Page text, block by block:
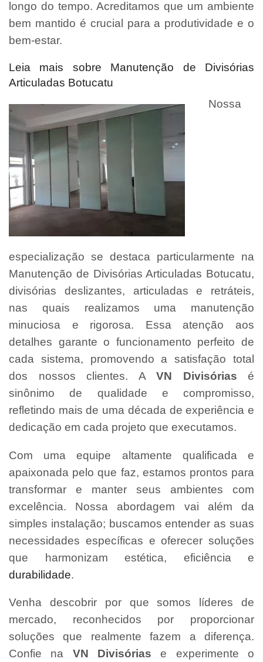
longo do tempo. Acreditamos que um ambiente
bem mantido é crucial para a produtividade e o
bem-estar.
Leia mais sobre Manutenção de Divisórias
Articuladas Botucatu
Nossa
especialização se destaca particularmente na
Manutenção de Divisórias Articuladas Botucatu,
divisórias deslizantes, articuladas e retráteis,
nas quais realizamos uma manutenção
minuciosa e rigorosa. Essa atenção aos
detalhes garante o funcionamento perfeito de
cada sistema, promovendo a satisfação total
dos nossos clientes. A VN Divisórias é
sinônimo de qualidade e compromisso,
refletindo mais de uma década de experiência e
dedicação em cada projeto que executamos.
Com uma equipe altamente qualificada e
apaixonada pelo que faz, estamos prontos para
transformar e manter seus ambientes com
excelência. Nossa abordagem vai além da
simples instalação; buscamos entender as suas
necessidades específicas e oferecer soluções
que harmonizam estética, eficiência e
durabilidade.
Venha descobrir por que somos líderes de
mercado, reconhecidos por proporcionar
soluções que realmente fazem a diferença.
Confie na VN Divisórias e experimente o